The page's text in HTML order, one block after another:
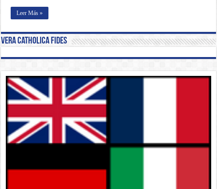
Leer Más »
Vera Catholica Fides